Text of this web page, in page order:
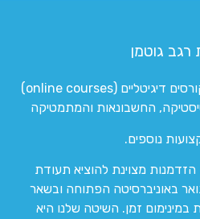
רגב גוטמן
המרכז המוביל והמקצועי לקורסים דיגיטליים (online courses)
החשבונאות והמתמטיקה
נוספים.
הזדמנות מצוינת להוציא תעודת
באוניברסיטה הפתוחה ובשאר
במינימום זמן. השיטה שלנו היא